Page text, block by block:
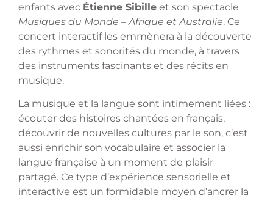
enfants avec Étienne Sibille et son spectacle
Musiques du Monde – Afrique et Australie. Ce
concert interactif les emmènera à la découverte
des rythmes et sonorités du monde, à travers
des instruments fascinants et des récits en
musique.
La musique et la langue sont intimement liées :
écouter des histoires chantées en français,
découvrir de nouvelles cultures par le son, c’est
aussi enrichir son vocabulaire et associer la
langue française à un moment de plaisir
partagé. Ce type d’expérience sensorielle et
interactive est un formidable moyen d’ancrer la